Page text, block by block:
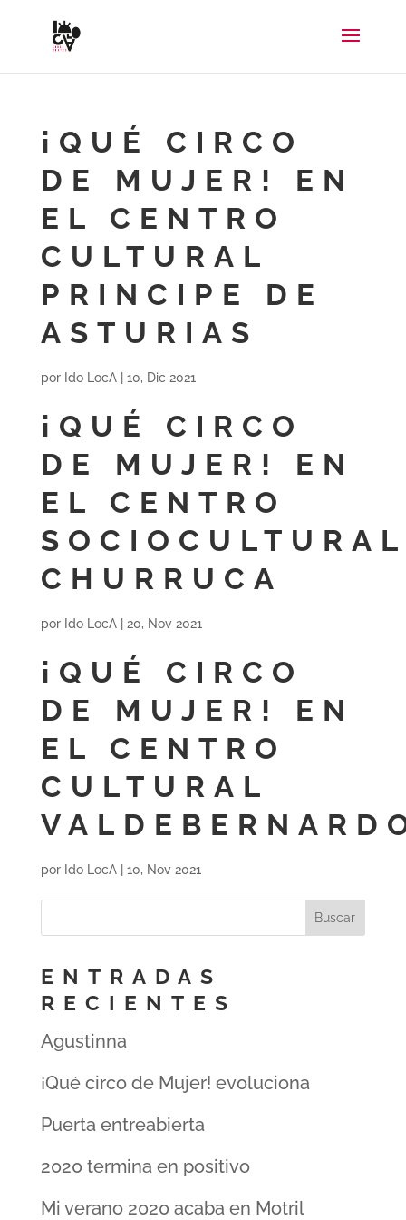
¡QUÉ CIRCO
DE MUJER! EN
EL CENTRO
CULTURAL
PRINCIPE DE
ASTURIAS
por Ido LocA| 10, Dic 2021
¡QUÉ CIRCO
DE MUJER! EN
EL CENTRO
SOCIOCULTURAL
CHURRUCA
por Ido LocA| 20, Nov 2021
¡QUÉ CIRCO
DE MUJER! EN
EL CENTRO
CULTURAL
por Ido LocA| 10, Nov 2021
ENTRADAS
RECIENTES
Agustinna
¡Qué circo de Mujer! evoluciona
Puerta entreabierta
2020 termina en positivo
Mi verano 2020 acaba en Motril